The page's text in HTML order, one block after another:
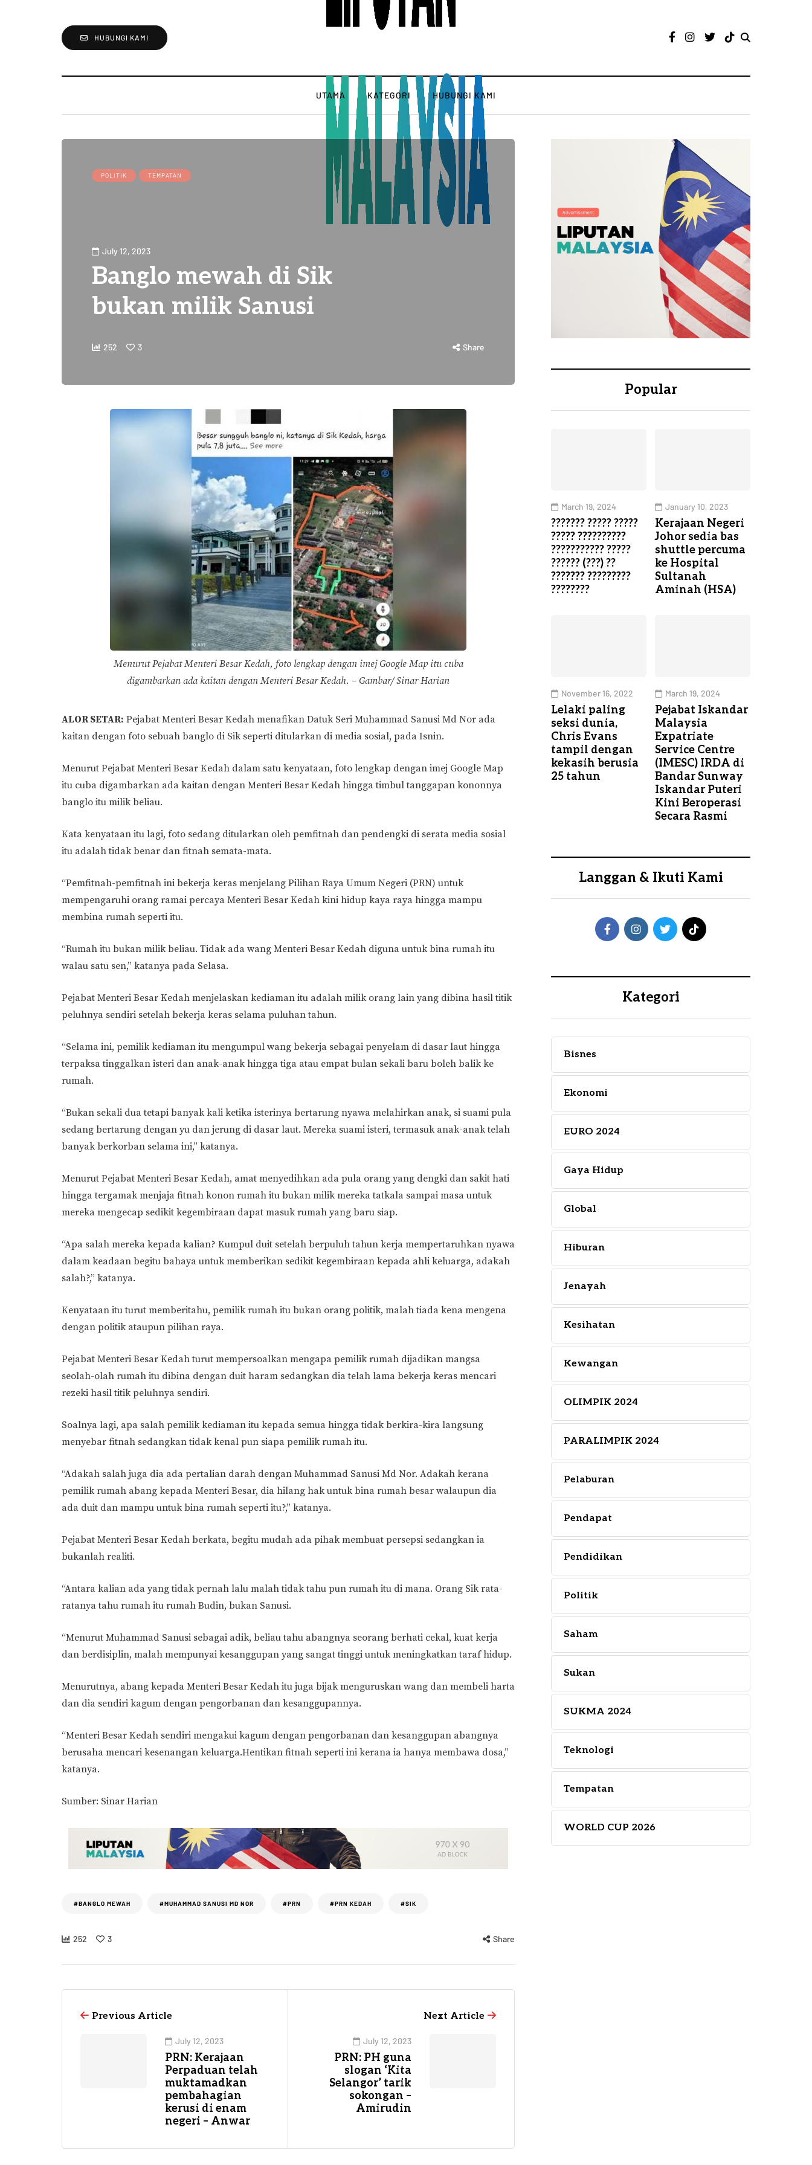
HUBUNGI KAMI
UTAMA KATEGORI HUBUNGI KAMI
POLITIK TEMPATAN
July 12, 2023
Banglo mewah di Sik
bukan milik Sanusi
252 3 Share
Menurut Pejabat Menteri Besar Kedah, foto lengkap dengan imej Google Map itu cuba
digambarkan ada kaitan dengan Menteri Besar Kedah. – Gambar/ Sinar Harian
ALOR SETAR: Pejabat Menteri Besar Kedah menafikan Datuk Seri Muhammad Sanusi Md Nor ada
kaitan dengan foto sebuah banglo di Sik seperti ditularkan di media sosial, pada Isnin.
Menurut Pejabat Menteri Besar Kedah dalam satu kenyataan, foto lengkap dengan imej Google Map
itu cuba digambarkan ada kaitan dengan Menteri Besar Kedah hingga timbul tanggapan kononnya
banglo itu milik beliau.
Kata kenyataan itu lagi, foto sedang ditularkan oleh pemfitnah dan pendengki di serata media sosial
itu adalah tidak benar dan fitnah semata-mata.
“Pemfitnah-pemfitnah ini bekerja keras menjelang Pilihan Raya Umum Negeri (PRN) untuk
mempengaruhi orang ramai percaya Menteri Besar Kedah kini hidup kaya raya hingga mampu
membina rumah seperti itu.
“Rumah itu bukan milik beliau. Tidak ada wang Menteri Besar Kedah diguna untuk bina rumah itu
walau satu sen,” katanya pada Selasa.
Pejabat Menteri Besar Kedah menjelaskan kediaman itu adalah milik orang lain yang dibina hasil titik
peluhnya sendiri setelah bekerja keras selama puluhan tahun.
“Selama ini, pemilik kediaman itu mengumpul wang bekerja sebagai penyelam di dasar laut hingga
terpaksa tinggalkan isteri dan anak-anak hingga tiga atau empat bulan sekali baru boleh balik ke
rumah.
“Bukan sekali dua tetapi banyak kali ketika isterinya bertarung nyawa melahirkan anak, si suami pula
sedang bertarung dengan yu dan jerung di dasar laut. Mereka suami isteri, termasuk anak-anak telah
banyak berkorban selama ini,” katanya.
Menurut Pejabat Menteri Besar Kedah, amat menyedihkan ada pula orang yang dengki dan sakit hati
hingga tergamak menjaja fitnah konon rumah itu bukan milik mereka tatkala sampai masa untuk
mereka mengecap sedikit kegembiraan dapat masuk rumah yang baru siap.
“Apa salah mereka kepada kalian? Kumpul duit setelah berpuluh tahun kerja mempertaruhkan nyawa
dalam keadaan begitu bahaya untuk memberikan sedikit kegembiraan kepada ahli keluarga, adakah
salah?,” katanya.
Kenyataan itu turut memberitahu, pemilik rumah itu bukan orang politik, malah tiada kena mengena
dengan politik ataupun pilihan raya.
Pejabat Menteri Besar Kedah turut mempersoalkan mengapa pemilik rumah dijadikan mangsa
seolah-olah rumah itu dibina dengan duit haram sedangkan dia telah lama bekerja keras mencari
rezeki hasil titik peluhnya sendiri.
Soalnya lagi, apa salah pemilik kediaman itu kepada semua hingga tidak berkira-kira langsung
menyebar fitnah sedangkan tidak kenal pun siapa pemilik rumah itu.
“Adakah salah juga dia ada pertalian darah dengan Muhammad Sanusi Md Nor. Adakah kerana
pemilik rumah abang kepada Menteri Besar, dia hilang hak untuk bina rumah besar walaupun dia
ada duit dan mampu untuk bina rumah seperti itu?,” katanya.
Pejabat Menteri Besar Kedah berkata, begitu mudah ada pihak membuat persepsi sedangkan ia
bukanlah realiti.
“Antara kalian ada yang tidak pernah lalu malah tidak tahu pun rumah itu di mana. Orang Sik rata-
ratanya tahu rumah itu rumah Budin, bukan Sanusi.
“Menurut Muhammad Sanusi sebagai adik, beliau tahu abangnya seorang berhati cekal, kuat kerja
dan berdisiplin, malah mempunyai kesanggupan yang sangat tinggi untuk meningkatkan taraf hidup.
Menurutnya, abang kepada Menteri Besar Kedah itu juga bijak menguruskan wang dan membeli harta
dan dia sendiri kagum dengan pengorbanan dan kesanggupannya.
“Menteri Besar Kedah sendiri mengakui kagum dengan pengorbanan dan kesanggupan abangnya
berusaha mencari kesenangan keluarga.Hentikan fitnah seperti ini kerana ia hanya membawa dosa,”
katanya.
Sumber: Sinar Harian
#BANGLO MEWAH #MUHAMMAD SANUSI MD NOR #PRN #PRN KEDAH #SIK
252 3 Share
Popular
March 19, 2024
??????? ????? ?????
????? ??????????
??????????? ?????
?????? (???) ??
??????? ?????????
????????
January 10, 2023
Kerajaan Negeri
Johor sedia bas
shuttle percuma
ke Hospital
Sultanah
Aminah (HSA)
November 16, 2022
Lelaki paling
seksi dunia,
Chris Evans
tampil dengan
kekasih berusia
25 tahun
March 19, 2024
Pejabat Iskandar
Malaysia
Expatriate
Service Centre
(IMESC) IRDA di
Bandar Sunway
Iskandar Puteri
Kini Beroperasi
Secara Rasmi
Langgan & Ikuti Kami
Kategori
Bisnes
Ekonomi
EURO 2024
Gaya Hidup
Global
Hiburan
Jenayah
Kesihatan
Kewangan
OLIMPIK 2024
PARALIMPIK 2024
Pelaburan
Pendapat
Pendidikan
Politik
Saham
Sukan
SUKMA 2024
Teknologi
Tempatan
WORLD CUP 2026
Previous Article
July 12, 2023
PRN: Kerajaan
Perpaduan telah
muktamadkan
pembahagian
kerusi di enam
negeri – Anwar
Next Article
July 12, 2023
PRN: PH guna
slogan ‘Kita
Selangor’ tarik
sokongan –
Amirudin